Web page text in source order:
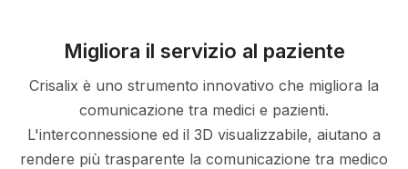
Migliora il servizio al paziente
Crisalix è uno strumento innovativo che migliora la
comunicazione tra medici e pazienti.
L'interconnessione ed il 3D visualizzabile, aiutano a
rendere più trasparente la comunicazione tra medico